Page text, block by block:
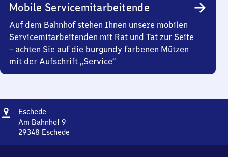
Mobile Servicemitarbeitende
Auf dem Bahnhof stehen Ihnen unsere mobilen
Servicemitarbeitenden mit Rat und Tat zur Seite
– achten Sie auf die burgundy farbenen Mützen
mit der Aufschrift „Service“
Adresse
Eschede
Am Bahnhof 9
29348 Eschede